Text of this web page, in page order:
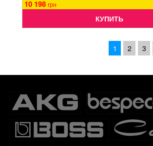
10 198 грн
КУПИТЬ
1 2 3